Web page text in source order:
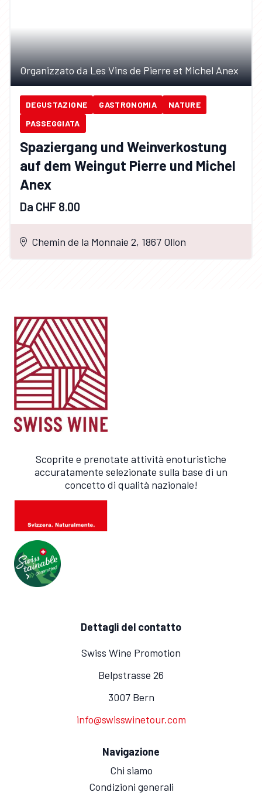
Organizzato da Les Vins de Pierre et Michel Anex
DEGUSTAZIONE GASTRONOMIA
NATURE
PASSEGGIATA
Spaziergang und Weinverkostung
auf dem Weingut Pierre und Michel
Anex
Da CHF 8.00
Chemin de la Monnaie 2, 1867 Ollon
Scoprite e prenotate attività enoturistiche
accuratamente selezionate sulla base di un
concetto di qualità nazionale!
Dettagli del contatto
Swiss Wine Promotion
Belpstrasse 26
3007 Bern
info@swisswinetour.com
Navigazione
Chi siamo
Condizioni generali